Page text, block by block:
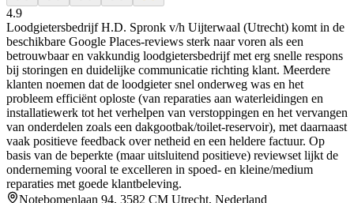
4.9
Loodgietersbedrijf H.D. Spronk v/h Uijterwaal (Utrecht) komt in de
beschikbare Google Places-reviews sterk naar voren als een
betrouwbaar en vakkundig loodgietersbedrijf met erg snelle respons
bij storingen en duidelijke communicatie richting klant. Meerdere
klanten noemen dat de loodgieter snel onderweg was en het
probleem efficiënt oploste (van reparaties aan waterleidingen en
installatiewerk tot het verhelpen van verstoppingen en het vervangen
van onderdelen zoals een dakgootbak/toilet-reservoir), met daarnaast
vaak positieve feedback over netheid en een heldere factuur. Op
basis van de beperkte (maar uitsluitend positieve) reviewset lijkt de
onderneming vooral te excelleren in spoed- en kleine/medium
reparaties met goede klantbeleving.
Notebomenlaan 94, 3582 CM Utrecht, Nederland